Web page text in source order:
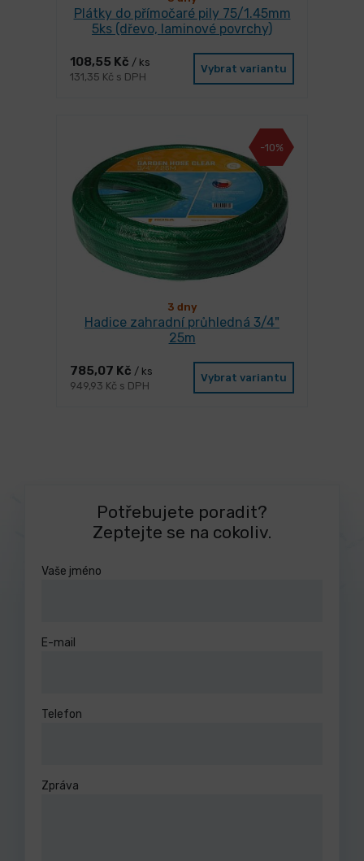
Plátky do přímočaré pily 75/1.45mm
5ks (dřevo, laminové povrchy)
108,55 Kč / ks
131,35 Kč s DPH
Vybrat variantu
-10%
3 dny
Hadice zahradní průhledná 3/4"
25m
785,07 Kč / ks
949,93 Kč s DPH
Vybrat variantu
Potřebujete poradit?
Zeptejte se na cokoliv.
Vaše jméno
E-mail
Telefon
Zpráva